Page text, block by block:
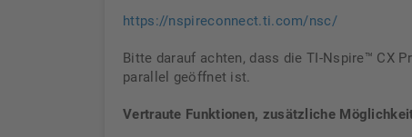
https://nspireconnect.ti.com/nsc/
Bitte darauf achten, dass die TI-Nspire™ CX
parallel geöffnet ist.
Vertraute Funktionen, zusätzliche